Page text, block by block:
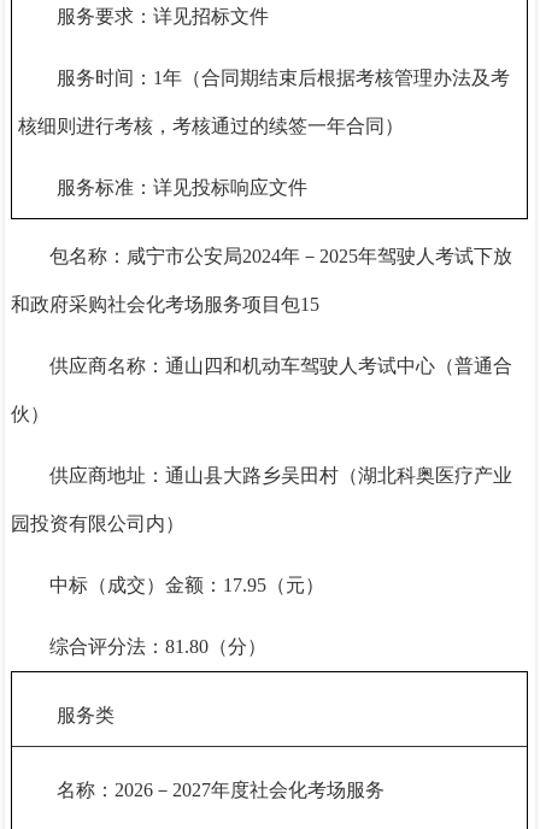
服务要求：详见招标文件
服务时间： 1年（合同期结束后根据考核管理办法及考
核细则进行考核，考核通过的续签一年合同）
服务标准：详见投标响应文件
包名称：咸宁市公安局2024年－2025年驾驶人考试下放
和政府采购社会化考场服务项目包15
供应商名称：通山四和机动车驾驶人考试中心（普通合
伙）
供应商地址：通山县大路乡吴田村（湖北科奥医疗产业
园投资有限公司内）
中标（成交）金额： 17.95 （元）
综合评分法：81.80（分）
服务类
名称： 2026－2027年度社会化考场服务